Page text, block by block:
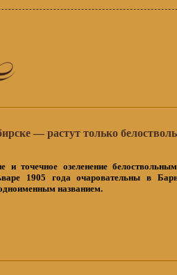
— растут только
точечное озеленение
1905 года очаровательны в
названием.